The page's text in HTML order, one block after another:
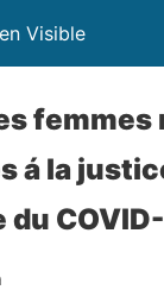
Visible
á la
du